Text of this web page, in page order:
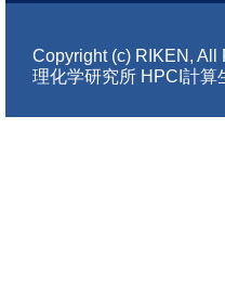
Copyright (c) RIKEN, All
理化学研究所 HPCI計算